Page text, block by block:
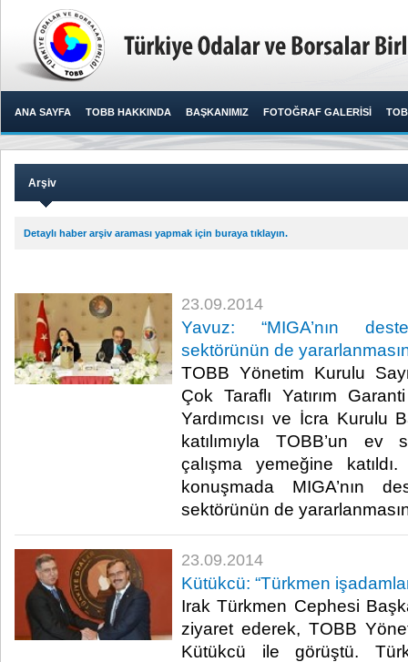
ANA SAYFA TOBB HAKKINDA BAŞKANIMIZ FOTOĞRAF GALERİSİ
Arşiv
Detaylı haber arşiv araması yapmak için buraya tıklayın.
23.09.2014
Yavuz: “MIGA’nın
sektörünün de
TOBB Yönetim Kurulu
Çok Taraflı Yatırım
Yardımcısı ve İcra Kurulu
katılımıyla TOBB’un ev
çalışma yemeğine
konuşmada MIGA’nın
sektörünün de
23.09.2014
Kütükcü: “Türkmen
Irak Türkmen Cephesi
ziyaret ederek, TOBB
Kütükcü ile görüştü.